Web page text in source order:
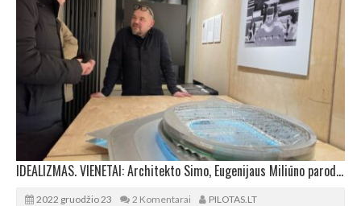
IDEALIZMAS. VIENETAI: Architekto Simo, Eugenijaus Miliūno paroda Nulinio Laipsnio Galerijoje
2022 gruodžio 23 2 Komentarai PILOTAS.LT